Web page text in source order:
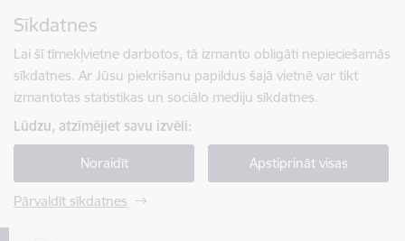
Sīkdatnes
Lai šī tīmekļvietne darbotos, tā izmanto obligāti nepieciešamās
sīkdatnes. Ar Jūsu piekrišanu papildus šajā vietnē var tikt
izmantotas statistikas un sociālo mediju sīkdatnes.
Lūdzu, atzīmējiet savu izvēli:
Noraidīt Apstiprināt visas
Pārvaldīt sīkdatnes